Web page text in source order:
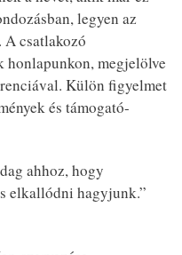
legyen az
A csatlakozó
honlapunkon, megjelölve
Külön figyelmet
és támogató-
ahhoz, hogy
elkallódni hagyjunk.”